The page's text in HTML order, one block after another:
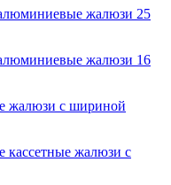
жалюзи 25
жалюзи 16
жалюзи с шириной
кассетные жалюзи с